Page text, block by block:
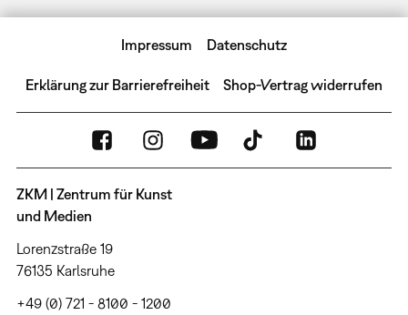
Impressum Datenschutz
Erklärung zur Barrierefreiheit Shop-Vertrag widerrufen
ZKM | Zentrum für Kunst
und Medien
Lorenzstraße 19
76135 Karlsruhe
+49 (0) 721 - 8100 - 1200